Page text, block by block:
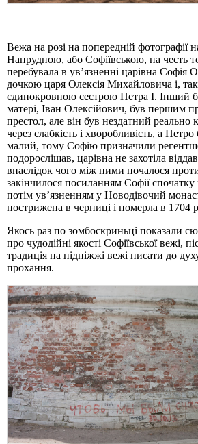
Вежа на розі на попередній фотографії
Напрудною, або Софіївською, на честь
перебувала в ув’язненні царівна Софія
дочкою царя Олексія Михайловича і,
єдинокровною сестрою Петра I. Інший
матері, Іван Олексійович, був першим
престол, але він був нездатний
через слабкість і хворобливість, а
малий, тому Софію призначили
подорослішав, царівна не захотіла
внаслідок чого між ними почалося
закінчилося посиланням Софії
потім ув’язненням у Новодівочий
пострижена в черниці і померла в 1704
Якось раз по зомбоскриньці показали
про чудодійні якості Софіївської вежі,
традиція на підніжжі вежі писати до
прохання.